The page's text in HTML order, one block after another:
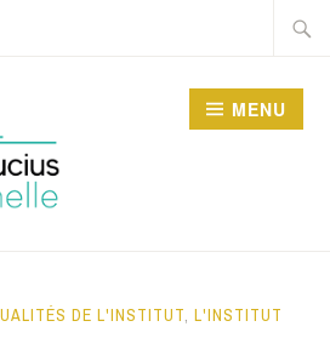
MENU
DE L'INSTITUT ,L'INSTITUT